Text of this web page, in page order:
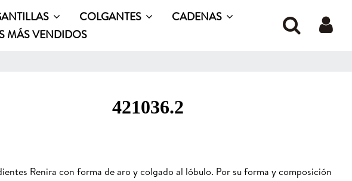
COLGANTES
CADENAS
MÁS VENDIDOS
421036.2
Renira con forma de aro y colgado al lóbulo. Por su forma y composición